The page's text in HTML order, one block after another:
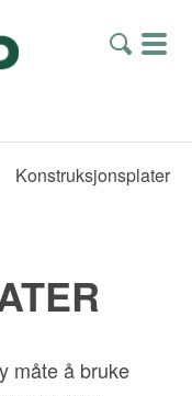
Konstruksjonsplater
måte å bruke